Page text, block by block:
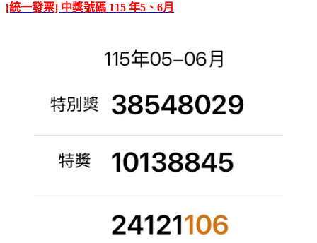
[統一發票] 中獎號碼 115 年5、6月